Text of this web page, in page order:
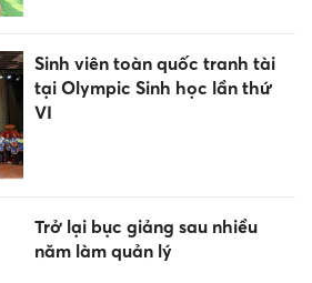
Sinh viên toàn quốc tranh tài
tại Olympic Sinh học lần thứ
VI
Trở lại bục giảng sau nhiều
năm làm quản lý